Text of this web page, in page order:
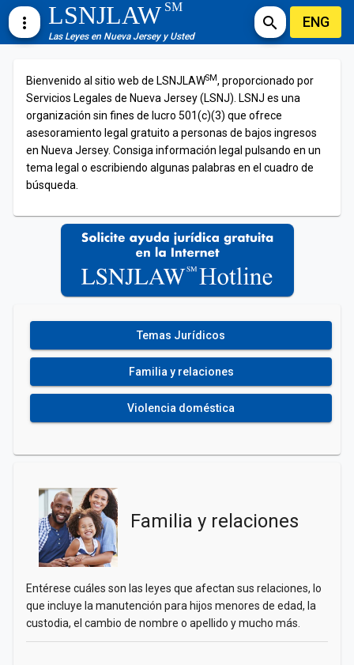
more_vert LSNJLAWSM
Las Leyes en Nueva Jersey y Usted
search ENG
Bienvenido al sitio web de LSNJLAWSM, proporcionado por
Servicios Legales de Nueva Jersey (LSNJ). LSNJ es una
organización sin fines de lucro 501(c)(3) que ofrece
asesoramiento legal gratuito a personas de bajos ingresos
en Nueva Jersey. Consiga información legal pulsando en un
tema legal o escribiendo algunas palabras en el cuadro de
búsqueda.
Temas Jurídicos
Familia y relaciones
Violencia doméstica
Familia y relaciones
Entérese cuáles son las leyes que afectan sus relaciones, lo
que incluye la manutención para hijos menores de edad, la
custodia, el cambio de nombre o apellido y mucho más.